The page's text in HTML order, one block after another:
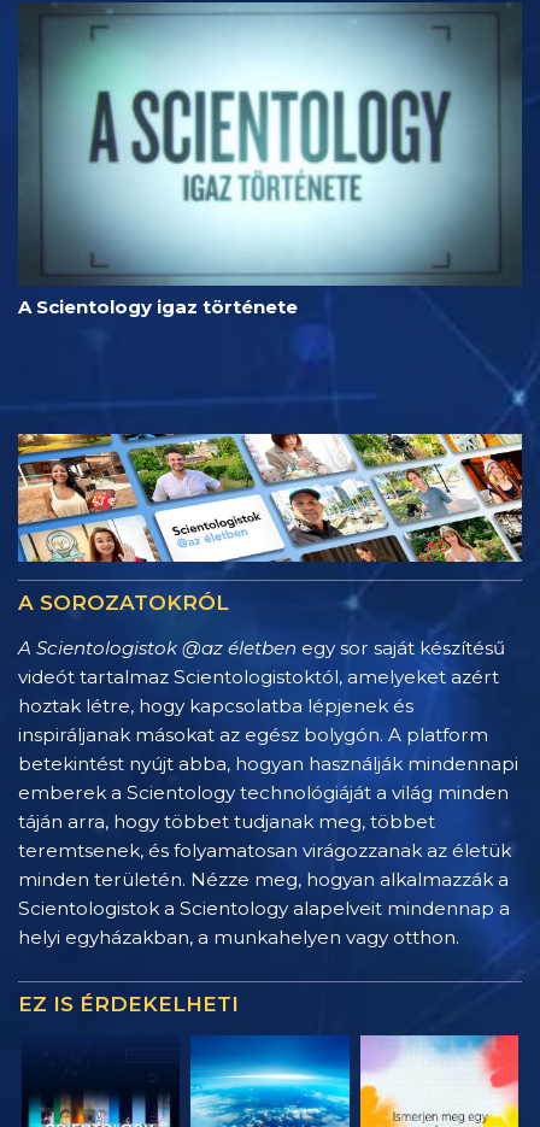
A Scientology igaz története
A SOROZATOKRÓL
A Scientologistok @az életben egy sor saját készítésű
videót tartalmaz Scientologistoktól, amelyeket azért
hoztak létre, hogy kapcsolatba lépjenek és
inspiráljanak másokat az egész bolygón. A platform
betekintést nyújt abba, hogyan használják mindennapi
emberek a Scientology technológiáját a világ minden
táján arra, hogy többet tudjanak meg, többet
teremtsenek, és folyamatosan virágozzanak az életük
minden területén. Nézze meg, hogyan alkalmazzák a
Scientologistok a Scientology alapelveit mindennap a
helyi egyházakban, a munkahelyen vagy otthon.
EZ IS ÉRDEKELHETI